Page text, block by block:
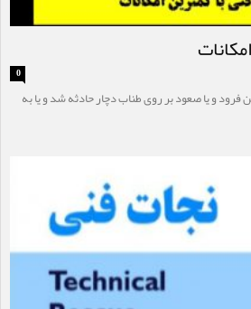
0
و یا صعود بر روی طناب دچار حادثه شد و یا به